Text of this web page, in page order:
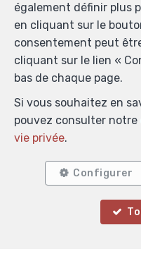
également définir plus
en cliquant sur le
consentement peut
cliquant sur le lien «
bas de chaque page.
Si vous souhaitez en
pouvez consulter notre
vie privée.
Configurer